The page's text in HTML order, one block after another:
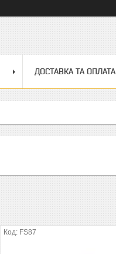
ДОСТАВКА ТА ОПЛАТА
FS87